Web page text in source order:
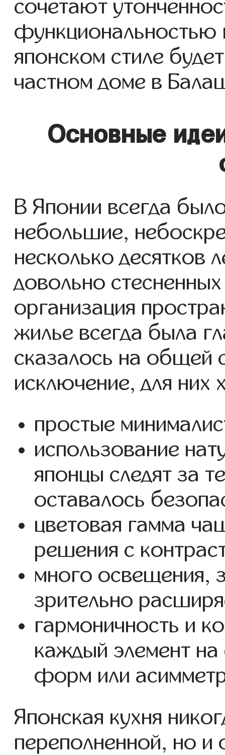
сочетают
функциональностью
японском стиле
частном доме в
Основные
В Японии всегда
небольшие,
несколько десятков
довольно
организация
жилье всегда была
сказалось на общей
исключение, для них
простые
использование
японцы следят за
оставалось
цветовая гамма
решения с
много освещения,
зрительно
гармоничность и
каждый элемент
форм или
Японская кухня
переполненной, но